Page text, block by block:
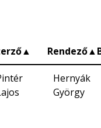
▲ Rendező▲
Hernyák
György